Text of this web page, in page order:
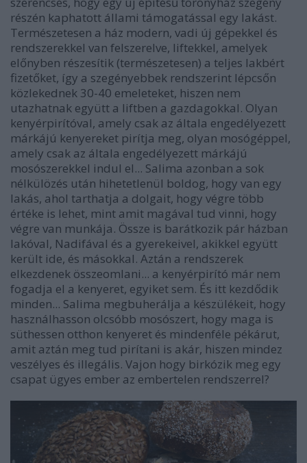
részén kaphatott állami támogatással egy lakást.
Természetesen a ház modern, vadi új gépekkel és
rendszerekkel van felszerelve, liftekkel, amelyek
előnyben részesítik (természetesen) a teljes lakbért
fizetőket, így a szegényebbek rendszerint lépcsőn
közlekednek 30-40 emeleteket, hiszen nem
utazhatnak együtt a liftben a gazdagokkal. Olyan
kenyérpirítóval, amely csak az általa engedélyezett
márkájú kenyereket pirítja meg, olyan mosógéppel,
amely csak az általa engedélyezett márkájú
mosószerekkel indul el... Salima azonban a sok
nélkülözés után hihetetlenül boldog, hogy van egy
lakás, ahol tarthatja a dolgait, hogy végre több
értéke is lehet, mint amit magával tud vinni, hogy
végre van munkája. Össze is barátkozik pár házban
lakóval, Nadifával és a gyerekeivel, akikkel együtt
került ide, és másokkal. Aztán a rendszerek
elkezdenek összeomlani... a kenyérpirító már nem
fogadja el a kenyeret, egyiket sem. És itt kezdődik
minden... Salima megbuherálja a készülékeit, hogy
használhasson olcsóbb mosószert, hogy maga is
süthessen otthon kenyeret és mindenféle pékárut,
amit aztán meg tud pirítani is akár, hiszen mindez
veszélyes és illegális. Vajon hogy birkózik meg egy
csapat ügyes ember az embertelen rendszerrel?